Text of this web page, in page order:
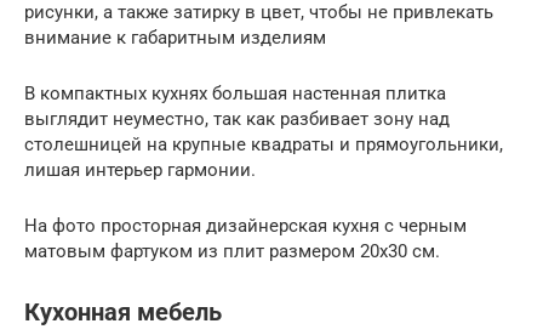
рисунки, а также затирку в цвет, чтобы не привлекать
внимание к габаритным изделиям
В компактных кухнях большая настенная плитка
выглядит неуместно, так как разбивает зону над
столешницей на крупные квадраты и прямоугольники,
лишая интерьер гармонии.
На фото просторная дизайнерская кухня с черным
матовым фартуком из плит размером 20х30 см.
Кухонная мебель